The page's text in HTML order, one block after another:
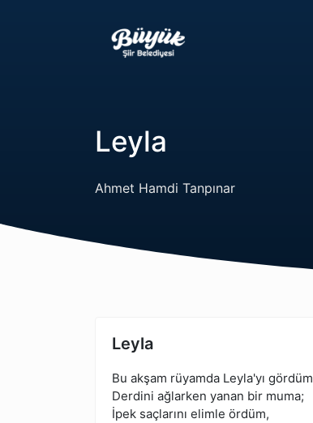
Leyla
Ahmet Hamdi Tanpınar
Leyla
Bu akşam rüyamda Leyla'yı gördüm
Derdini ağlarken yanan bir muma;
İpek saçlarını elimle ördüm,